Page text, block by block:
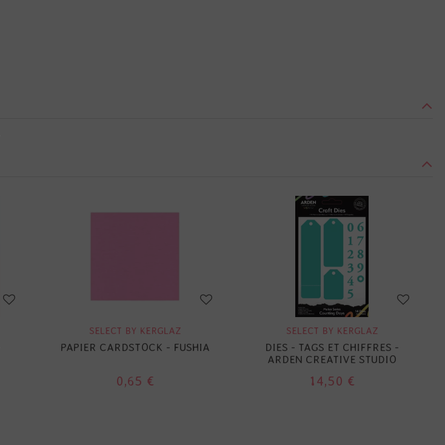
SELECT BY KERGLAZ
PAPIER CARDSTOCK - FUSHIA
0,65 €
SELECT BY KERGLAZ
DIES - TAGS ET CHIFFRES -
ARDEN CREATIVE STUDIO
14,50 €